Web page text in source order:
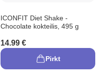
ICONFIT Diet Shake -
Chocolate kokteilis, 495 g
14.99 €
Pirkt